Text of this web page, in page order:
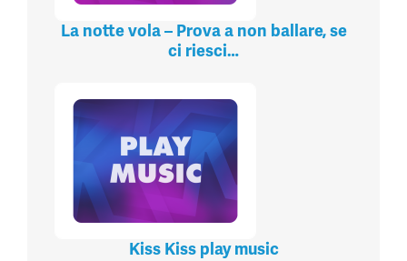
La notte vola – Prova a non ballare, se
ci riesci…
Kiss Kiss play music